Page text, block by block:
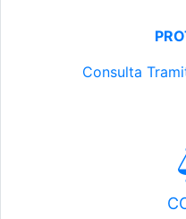
Consulta